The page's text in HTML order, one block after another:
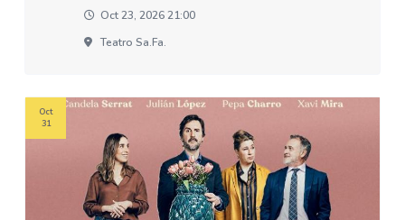
Oct 23, 2026 21:00
Teatro Sa.fa.
Oct
31